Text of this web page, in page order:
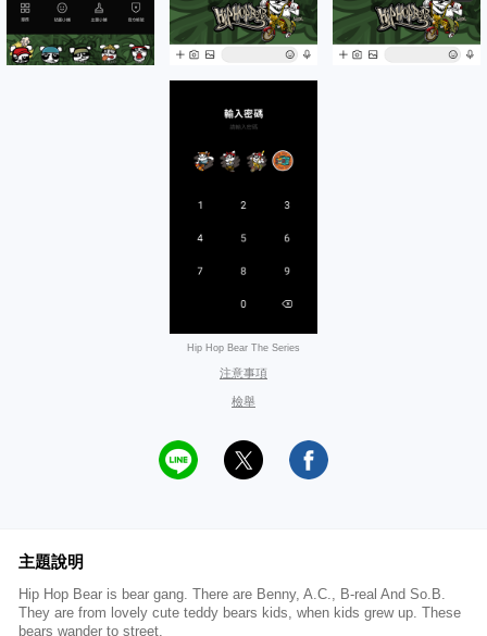
Hip Hop Bear The Series
注意事項
檢舉
主題說明
Hip Hop Bear is bear gang. There are Benny, A.C., B-real And So.B.
They are from lovely cute teddy bears kids, when kids grew up. These
bears wander to street.